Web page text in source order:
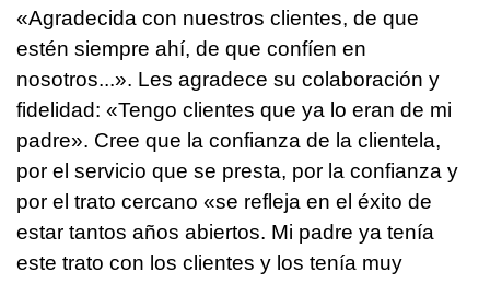
«Agradecida con nuestros clientes, de que
estén siempre ahí, de que confíen en
nosotros...». Les agradece su colaboración y
fidelidad: «Tengo clientes que ya lo eran de mi
padre». Cree que la confianza de la clientela,
por el servicio que se presta, por la confianza y
por el trato cercano «se refleja en el éxito de
estar tantos años abiertos. Mi padre ya tenía
este trato con los clientes y los tenía muy